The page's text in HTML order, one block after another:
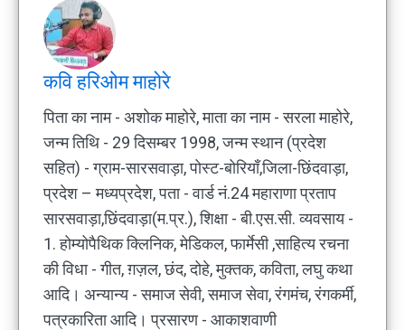
कवि हरिओम माहोरे
पिता का नाम - अशोक माहोरे, माता का नाम - सरला माहोरे,
जन्म तिथि - 29 दिसम्बर 1998, जन्म स्थान (प्रदेश
सहित) - ग्राम-सारसवाड़ा, पोस्ट-बोरियाँ,जिला-छिंदवाड़ा,
प्रदेश – मध्यप्रदेश, पता - वार्ड नं.24 महाराणा प्रताप
सारसवाड़ा,छिंदवाड़ा(म.प्र.), शिक्षा - बी.एस.सी. व्यवसाय -
1. होम्योपैथिक क्लिनिक, मेडिकल, फार्मेसी ,साहित्य रचना
की विधा - गीत, ग़ज़ल, छंद, दोहे, मुक्तक, कविता, लघु कथा
आदि। अन्यान्य - समाज सेवी, समाज सेवा, रंगमंच, रंगकर्मी,
पत्रकारिता आदि। प्रसारण - आकाशवाणी